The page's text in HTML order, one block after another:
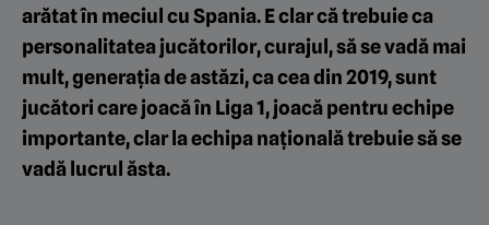
arătat în meciul cu Spania. E clar că trebuie ca
personalitatea jucătorilor, curajul, să se vadă mai
mult, generația de astăzi, ca cea din 2019, sunt
jucători care joacă în Liga 1, joacă pentru echipe
importante, clar la echipa națională trebuie să se
vadă lucrul ăsta.